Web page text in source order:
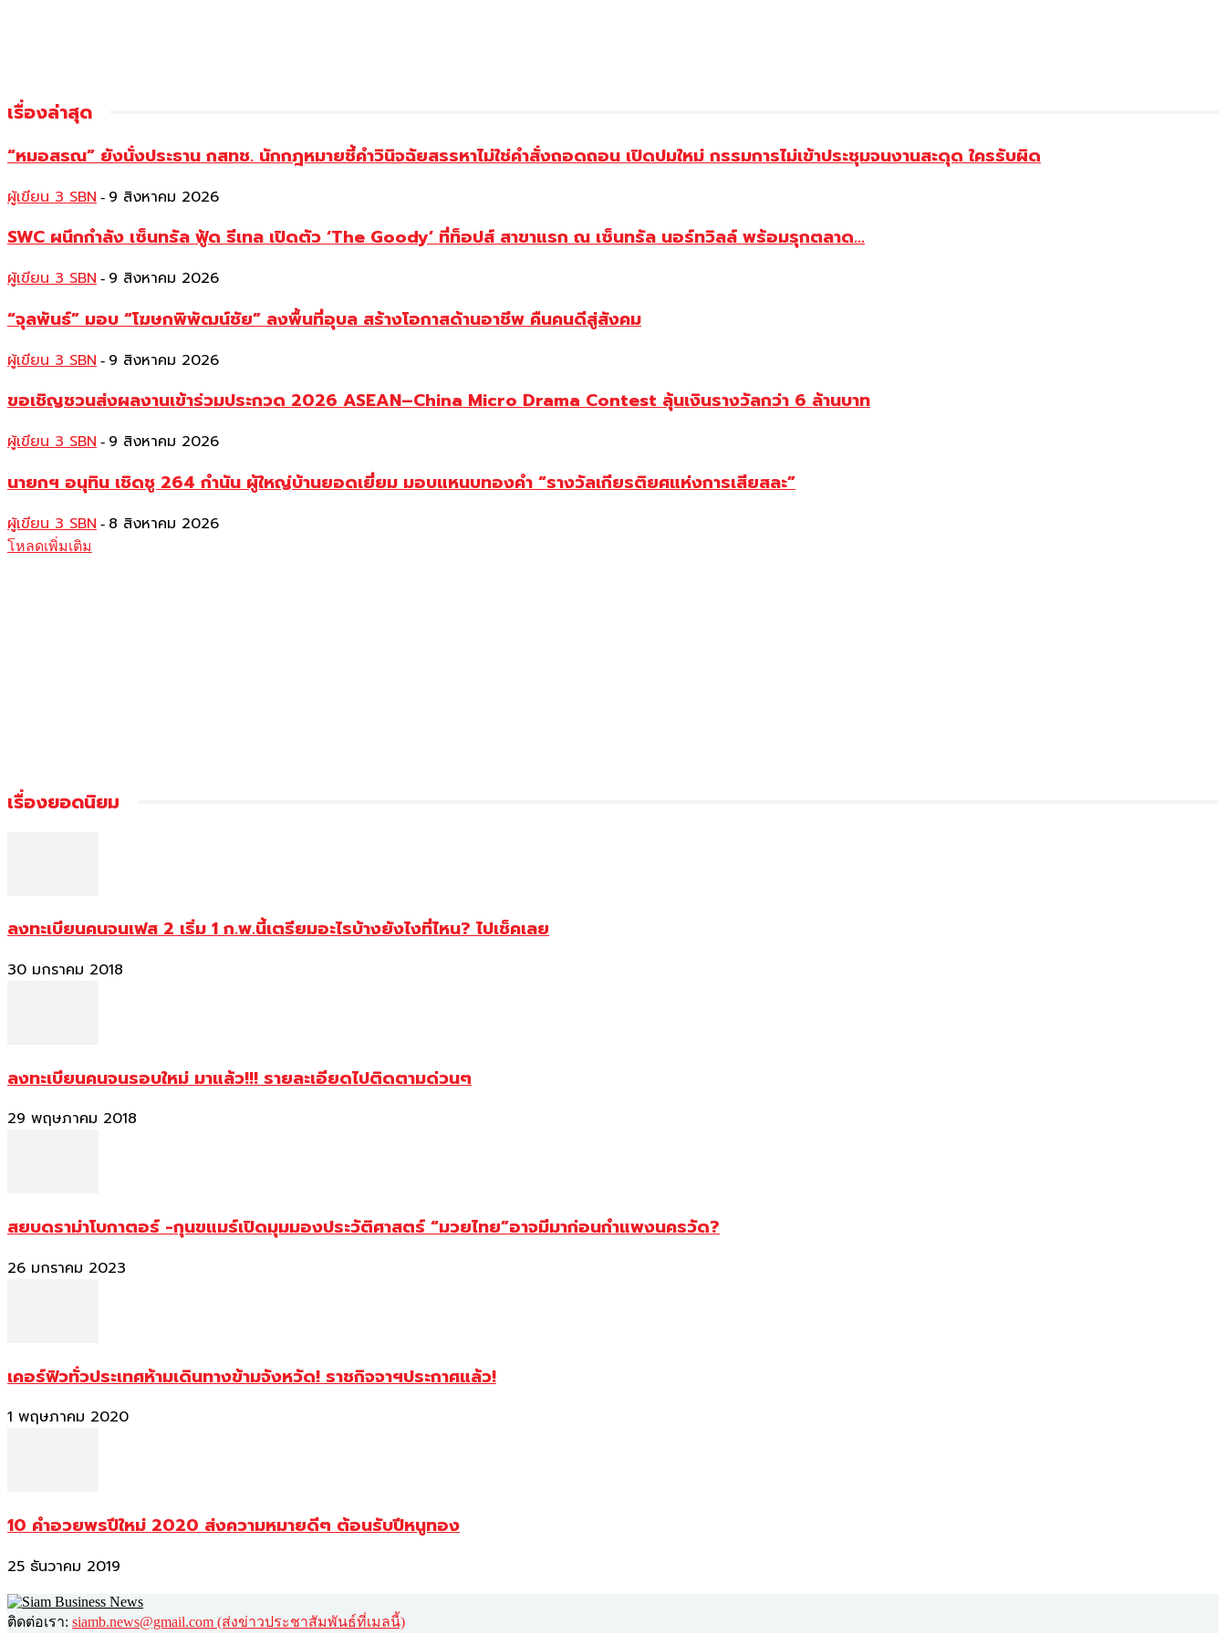
เรื่องล่าสุด
“หมอสรณ” ยังนั่งประธาน กสทช. นักกฎหมายชี้คำวินิจฉัยสรรหาไม่ใช่คำสั่งถอดถอน เปิดปมใหม่ กรรมการไม่เข้าประชุมจนงานสะดุด ใครรับผิด
ผู้เขียน 3 SBN - 9 สิงหาคม 2026
SWC ผนึกกำลัง เซ็นทรัล ฟู้ด รีเทล เปิดตัว ‘The Goody’ ที่ท็อปส์ สาขาแรก ณ เซ็นทรัล นอร์ทวิลล์ พร้อมรุกตลาด...
ผู้เขียน 3 SBN - 9 สิงหาคม 2026
“จุลพันธ์” มอบ “โฆษกพิพัฒน์ชัย” ลงพื้นที่อุบล สร้างโอกาสด้านอาชีพ คืนคนดีสู่สังคม
ผู้เขียน 3 SBN - 9 สิงหาคม 2026
ขอเชิญชวนส่งผลงานเข้าร่วมประกวด 2026 ASEAN–China Micro Drama Contest ลุ้นเงินรางวัลกว่า 6 ล้านบาท
ผู้เขียน 3 SBN - 9 สิงหาคม 2026
นายกฯ อนุทิน เชิดชู 264 กำนัน ผู้ใหญ่บ้านยอดเยี่ยม มอบแหนบทองคำ “รางวัลเกียรติยศแห่งการเสียสละ”
ผู้เขียน 3 SBN - 8 สิงหาคม 2026
โหลดเพิ่มเติม
เรื่องยอดนิยม
ลงทะเบียนคนจนเฟส 2 เริ่ม 1 ก.พ.นี้เตรียมอะไรบ้างยังไงที่ไหน? ไปเช็คเลย
30 มกราคม 2018
ลงทะเบียนคนจนรอบใหม่ มาแล้ว!!! รายละเอียดไปติดตามด่วนๆ
29 พฤษภาคม 2018
สยบดราม่าโบกาตอร์ -กุนขแมร์เปิดมุมมองประวัติศาสตร์ “มวยไทย”อาจมีมาก่อนกำแพงนครวัด?
26 มกราคม 2023
เคอร์ฟิวทั่วประเทศห้ามเดินทางข้ามจังหวัด! ราชกิจจาฯประกาศแล้ว!
1 พฤษภาคม 2020
10 คำอวยพรปีใหม่ 2020 ส่งความหมายดีๆ ต้อนรับปีหนูทอง
25 ธันวาคม 2019
ติดต่อเรา: siamb.news@gmail.com (ส่งข่าวประชาสัมพันธ์ที่เมลนี้)